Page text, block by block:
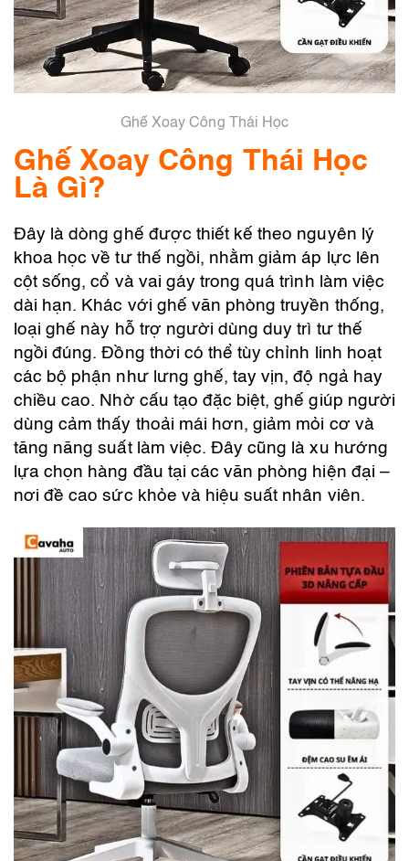
Ghế Xoay Công Thái Học
Ghế Xoay Công Thái Học
Là Gì?
Đây là dòng ghế được thiết kế theo nguyên lý
khoa học về tư thế ngồi, nhằm giảm áp lực lên
cột sống, cổ và vai gáy trong quá trình làm việc
dài hạn. Khác với ghế văn phòng truyền thống,
loại ghế này hỗ trợ người dùng duy trì tư thế
ngồi đúng. Đồng thời có thể tùy chỉnh linh hoạt
các bộ phận như lưng ghế, tay vịn, độ ngả hay
chiều cao. Nhờ cấu tạo đặc biệt, ghế giúp người
dùng cảm thấy thoải mái hơn, giảm mỏi cơ và
tăng năng suất làm việc. Đây cũng là xu hướng
lựa chọn hàng đầu tại các văn phòng hiện đại –
nơi đề cao sức khỏe và hiệu suất nhân viên.